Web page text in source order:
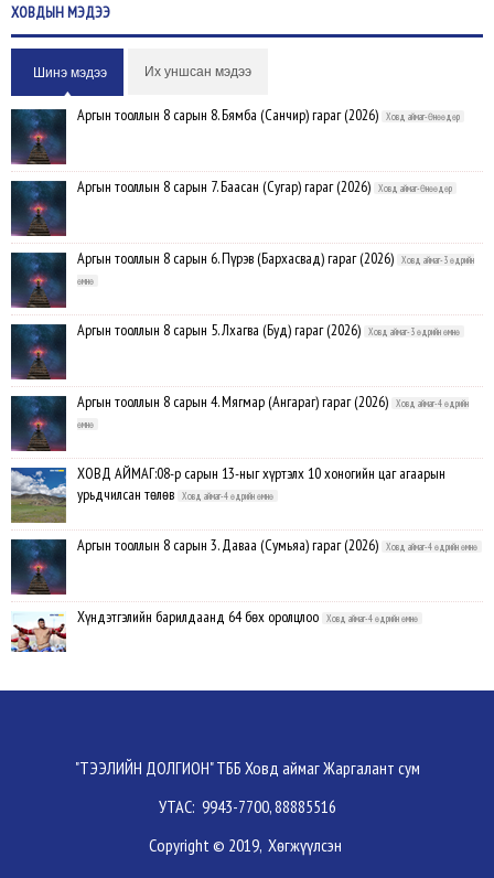
ХОВДЫНМЭДЭЭ
Шинэ мэдээ Их уншсан мэдээ
Аргын тооллын 8 сарын 8. Бямба (Санчир) гараг (2026) Ховд аймаг-Өнөөдөр
Аргын тооллын 8 сарын 7. Баасан (Сугар) гараг (2026) Ховд аймаг-Өнөөдөр
Аргын тооллын 8 сарын 6. Пүрэв (Бархасвад) гараг (2026)
Ховд аймаг-3 өдрийн
өмнө
Аргын тооллын 8 сарын 5. Лхагва (Буд) гараг (2026) Ховд аймаг-3 өдрийн өмнө
Аргын тооллын 8 сарын 4. Мягмар (Ангараг) гараг (2026)
Ховд аймаг-4 өдрийн
өмнө
ХОВД АЙМАГ:08-р сарын 13-ныг хүртэлх 10 хоногийн цаг агаарын
урьдчилсан төлөв
Ховд аймаг-4 өдрийн өмнө
Аргын тооллын 8 сарын 3. Даваа (Сумьяа) гараг (2026) Ховд аймаг-4 өдрийн өмнө
Хүндэтгэлийн барилдаанд 64 бөх оролцлоо Ховд аймаг-4 өдрийн өмнө
Улсын цол, чимэг хүртсэн бөхчүүд, харваачдад хүндэтгэл үзүүлэв
Ховд
Үндэсний сурын харвааны шилдгүүд тодорлоо
"ТЭЭЛИЙН ДОЛГИОН" ТББ Ховд аймаг Жаргалант сум
УТАС: 9943-7700, 88885516
Copyright © 2019, Хөгжүүлсэн